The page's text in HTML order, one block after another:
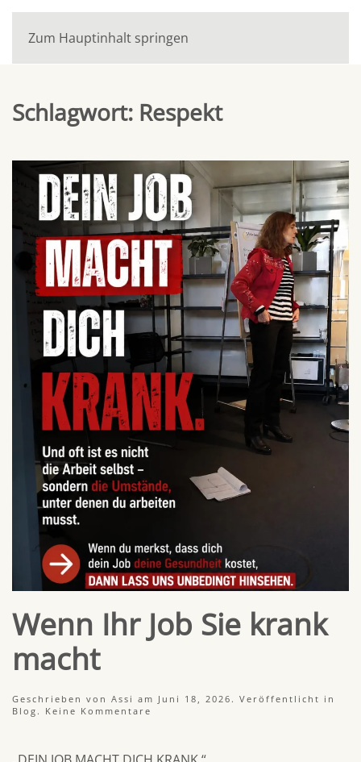
Zum Hauptinhalt springen
Schlagwort: Respekt
Wenn Ihr Job Sie krank
macht
Geschrieben von Assi am Juni 18, 2026 . Veröffentlicht in
Blog . Keine Kommentare
Sie